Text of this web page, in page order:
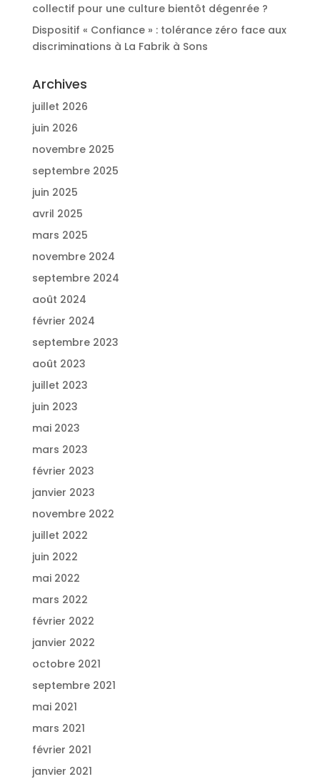
collectif pour une culture bientôt dégenrée ?
Dispositif « Confiance » : tolérance zéro face aux
discriminations à La Fabrik à Sons
Archives
juillet 2026
juin 2026
novembre 2025
septembre 2025
juin 2025
avril 2025
mars 2025
novembre 2024
septembre 2024
août 2024
février 2024
septembre 2023
août 2023
juillet 2023
juin 2023
mai 2023
mars 2023
février 2023
janvier 2023
novembre 2022
juillet 2022
juin 2022
mai 2022
mars 2022
février 2022
janvier 2022
octobre 2021
septembre 2021
mai 2021
mars 2021
février 2021
janvier 2021